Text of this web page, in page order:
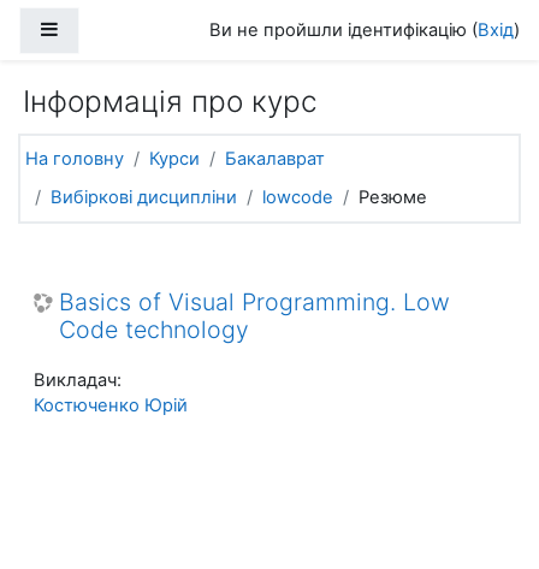
Ви не пройшли ідентифікацію (Вхід)
Інформація про курс
На головну Курси
Бакалаврат
Вибіркові дисципліни
lowcode Резюме
Basics of Visual Programming. Low
Code technology
Викладач:
Костюченко Юрій